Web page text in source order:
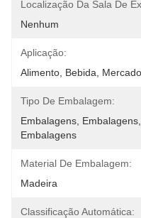
Localização Da Sala De
Nenhum
Aplicação:
Alimento, Bebida,
Tipo De Embalagem:
Embalagens,
Embalagens
Material De Embalagem:
Madeira
Classificação Automática: